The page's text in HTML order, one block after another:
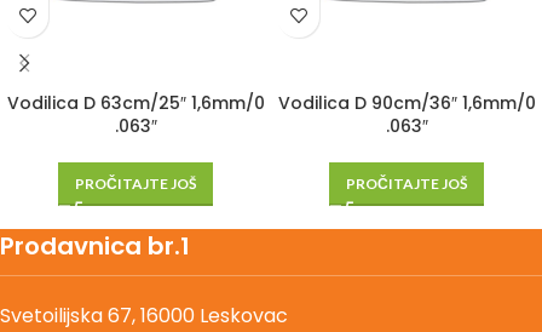
Vodilica D 63cm/25″ 1,6mm/0
.063″
PROČITAJTE JOŠ
Vodilica D 90cm/36″ 1,6mm/0
.063″
PROČITAJTE JOŠ
Prodavnica br.1
Svetoilijska 67, 16000 Leskovac